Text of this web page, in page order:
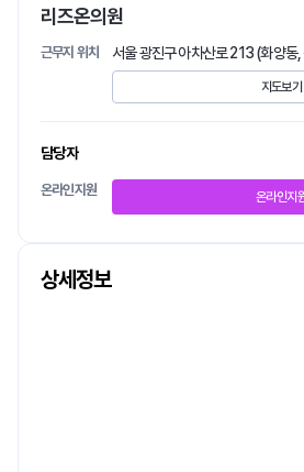
리즈온의원
근무지 위치 서울 광진구 아차산로 213 (화양동
지도보기
담당자
온라인지원 온라인지
상세정보